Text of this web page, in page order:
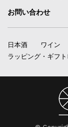
お問い合わせ
日本酒 ワイン
ラッピング・ギフト